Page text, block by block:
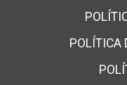
POLÍTICA